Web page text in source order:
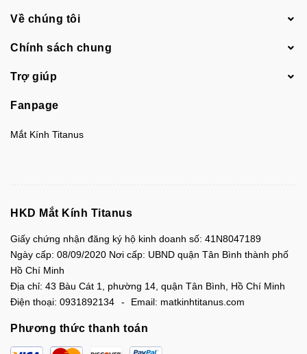
Về chúng tôi
Chính sách chung
Trợ giúp
Fanpage
Mắt Kính Titanus
HKD Mắt Kính Titanus
Giấy chứng nhận đăng ký hộ kinh doanh số: 41N8047189
Ngày cấp: 08/09/2020 Nơi cấp: UBND quận Tân Bình thành phố
Hồ Chí Minh
Địa chỉ: 43 Bàu Cát 1, phường 14, quận Tân Bình, Hồ Chí Minh
Điện thoại: 0931892134 Email: matkinhtitanus.com
Phương thức thanh toán